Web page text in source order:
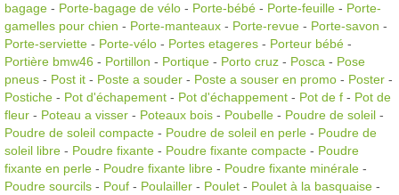
bagage - Porte-bagage de vélo - Porte-bébé - Porte-feuille - Porte-
gamelles pour chien - Porte-manteaux - Porte-revue - Porte-savon -
Porte-serviette - Porte-vélo - Portes etageres - Porteur bébé -
Portière bmw46 - Portillon - Portique - Porto cruz - Posca - Pose
pneus - Post it - Poste a souder - Poste a souser en promo - Poster -
Postiche - Pot d'échapement - Pot d'échappement - Pot de f - Pot de
fleur - Poteau a visser - Poteaux bois - Poubelle - Poudre de soleil -
Poudre de soleil compacte - Poudre de soleil en perle - Poudre de
soleil libre - Poudre fixante - Poudre fixante compacte - Poudre
fixante en perle - Poudre fixante libre - Poudre fixante minérale -
Poudre sourcils - Pouf - Poulailler - Poulet - Poulet à la basquaise -